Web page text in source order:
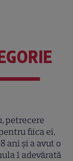
petrecere
fiica ei,
ani și a avut o
1 adevărată